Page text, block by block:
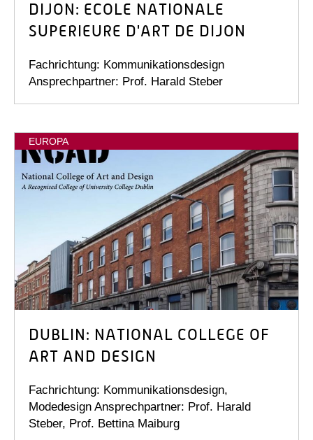
DIJON: ECOLE NATIONALE
SUPERIEURE D'ART DE DIJON
Fachrichtung: Kommunikationsdesign
Ansprechpartner: Prof. Harald Steber
EUROPA
DUBLIN: NATIONAL COLLEGE OF
ART AND DESIGN
Fachrichtung: Kommunikationsdesign,
Modedesign Ansprechpartner: Prof. Harald
Steber, Prof. Bettina Maiburg